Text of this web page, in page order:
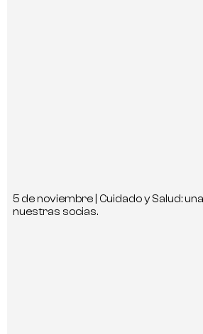
5 de noviembre | Cuidado y Salud:
nuestras socias.